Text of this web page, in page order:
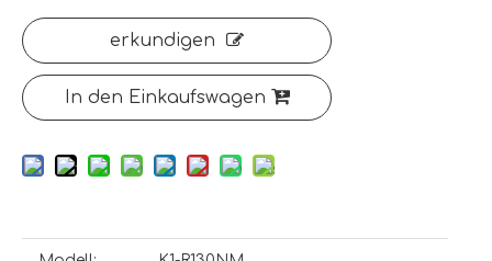
erkundigen
In den Einkaufswagen